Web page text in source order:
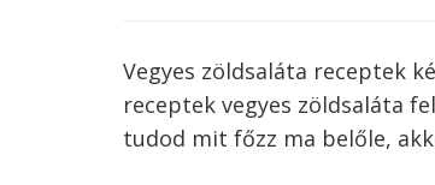
Vegyes zöldsaláta receptek
receptek vegyes zöldsaláta
tudod mit főzz ma belőle,